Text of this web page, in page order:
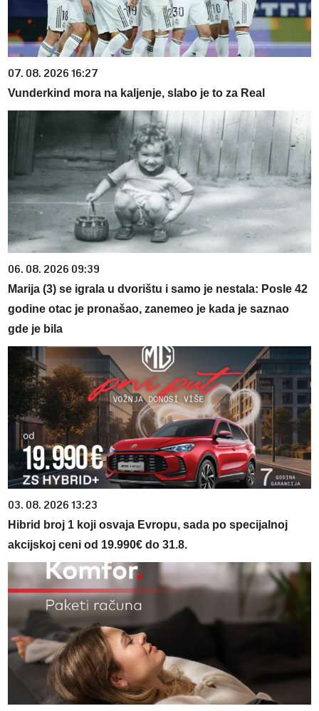
07. 08. 2026 16:27
Vunderkind mora na kaljenje, slabo je to za Real
06. 08. 2026 09:39
Marija (3) se igrala u dvorištu i samo je nestala: Posle 42
godine otac je pronašao, zanemeo je kada je saznao
gde je bila
03. 08. 2026 13:23
Hibrid broj 1 koji osvaja Evropu, sada po specijalnoj
akcijskoj ceni od 19.990€ do 31.8.